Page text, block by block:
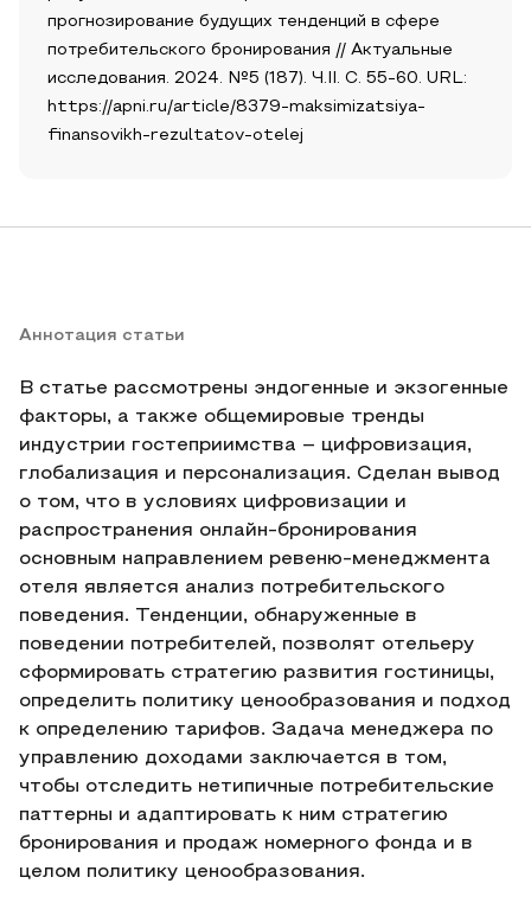
прогнозирование будущих тенденций в сфере
потребительского бронирования // Актуальные
исследования. 2024. №5 (187). Ч.II. С. 55-60. URL:
https://apni.ru/article/8379-maksimizatsiya-
finansovikh-rezultatov-otelej
Аннотация статьи
В статье рассмотрены эндогенные и экзогенные
факторы, а также общемировые тренды
индустрии гостеприимства – цифровизация,
глобализация и персонализация. Сделан вывод
о том, что в условиях цифровизации и
распространения онлайн-бронирования
основным направлением ревеню-менеджмента
отеля является анализ потребительского
поведения. Тенденции, обнаруженные в
поведении потребителей, позволят отельеру
сформировать стратегию развития гостиницы,
определить политику ценообразования и подход
к определению тарифов. Задача менеджера по
управлению доходами заключается в том,
чтобы отследить нетипичные потребительские
паттерны и адаптировать к ним стратегию
бронирования и продаж номерного фонда и в
целом политику ценообразования.